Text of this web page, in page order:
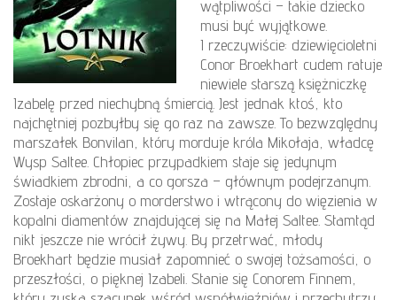
wątpliwości – takie dziecko
musi być wyjątkowe.
I rzeczywiście: dziewięcioletni
Conor Broekhart cudem ratuje
niewiele starszą księżniczkę
Izabelę przed niechybną śmiercią. Jest jednak ktoś, kto
najchętniej pozbyłby się go raz na zawsze. To bezwzględny
marszałek Bonvilan, który morduje króla Mikołaja, władcę
Wysp Saltee. Chłopiec przypadkiem staje się jedynym
świadkiem zbrodni, a co gorsza – głównym podejrzanym.
Zostaje oskarżony o morderstwo i wtrącony do więzienia w
kopalni diamentów znajdującej się na Małej Saltee. Stamtąd
nikt jeszcze nie wrócił żywy. By przetrwać, młody
Broekhart będzie musiał zapomnieć o swojej tożsamości, o
przeszłości, o pięknej Izabeli. Stanie się Conorem Finnem,